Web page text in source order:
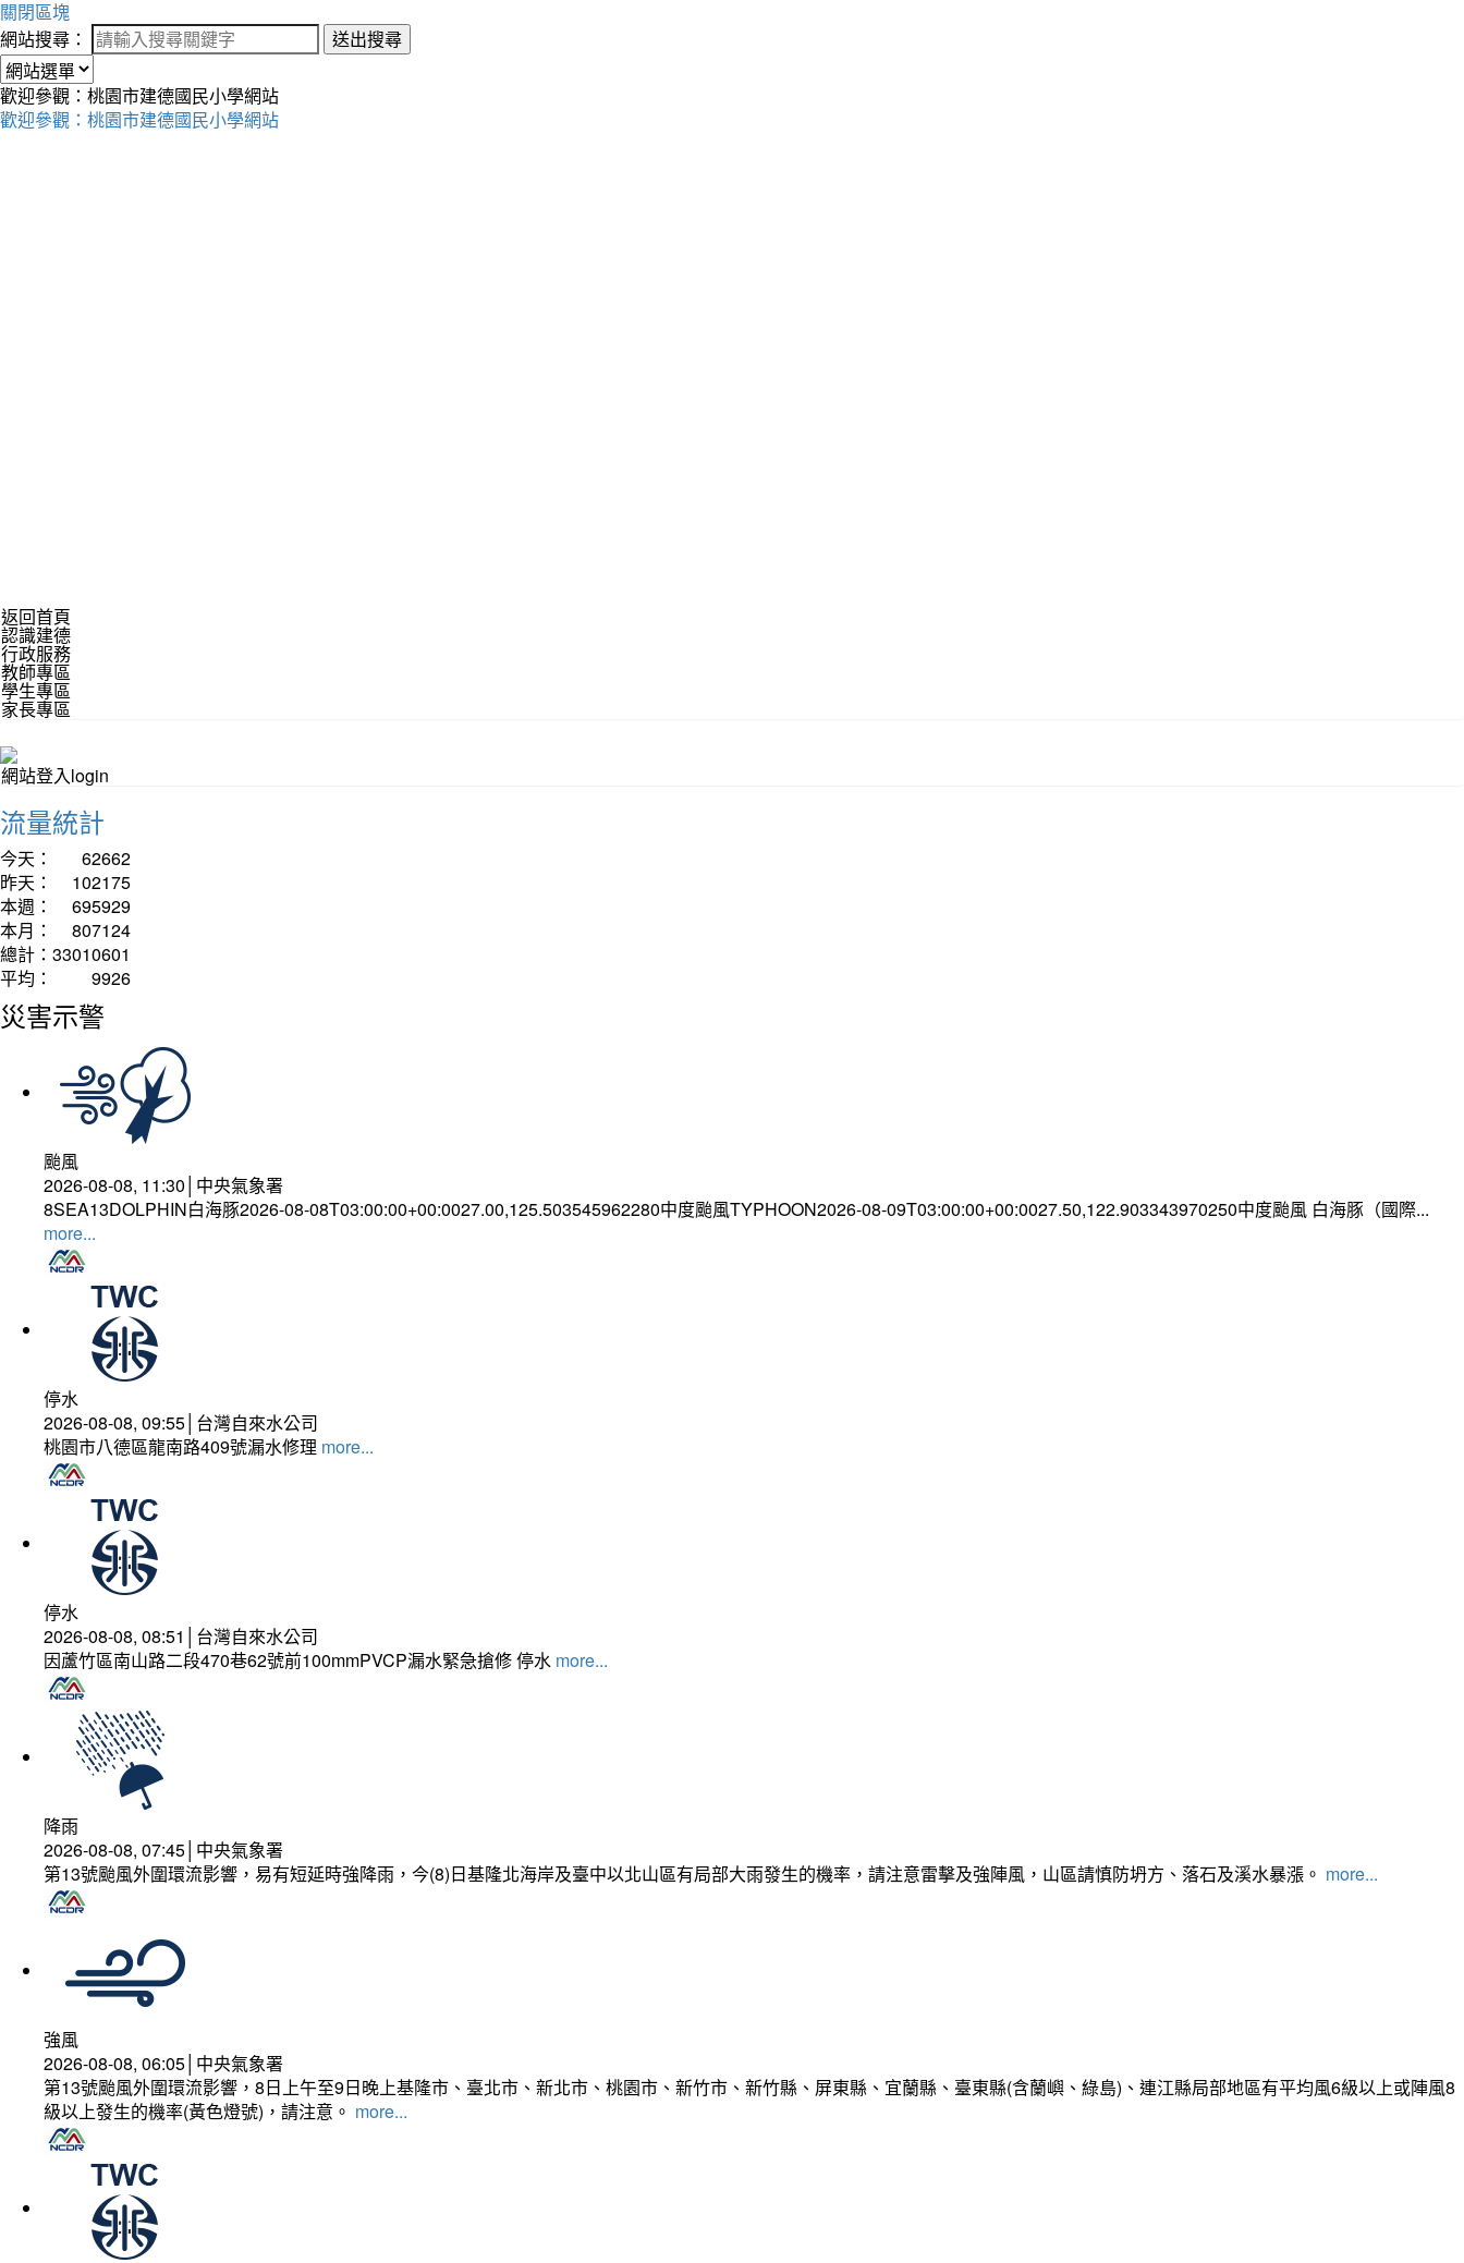
關閉區塊
網站搜尋：
送出搜尋
歡迎參觀：桃園市建德國民小學網站
歡迎參觀：桃園市建德國民小學網站
返回首頁
認識建德
行政服務
教師專區
學生專區
家長專區
網站登入login
流量統計
今天：
62662
昨天：
102175
本週：
695929
本月：
807124
總計： 33010601
平均：
9926
災害示警
颱風
2026-08-08, 11:30│中央氣象署
8SEA13DOLPHIN白海豚2026-08-08T03:00:00+00:0027.00,125.503545962280中度颱風TYPHOON2026-08-09T03:00:00+00:0027.50,122.903343970250中度颱風 白海豚（國際...
more...
停水
2026-08-08, 09:55│台灣自來水公司
桃園市八德區龍南路409號漏水修理 more...
停水
2026-08-08, 08:51│台灣自來水公司
因蘆竹區南山路二段470巷62號前100mmPVCP漏水緊急搶修 停水 more...
降雨
2026-08-08, 07:45│中央氣象署
第13號颱風外圍環流影響，易有短延時強降雨，今(8)日基隆北海岸及臺中以北山區有局部大雨發生的機率，請注意雷擊及強陣風，山區請慎防坍方、落石及溪水暴漲。 more...
強風
2026-08-08, 06:05│中央氣象署
第13號颱風外圍環流影響，8日上午至9日晚上基隆市、臺北市、新北市、桃園市、新竹市、新竹縣、屏東縣、宜蘭縣、臺東縣(含蘭嶼、綠島)、連江縣局部地區有平均風6級以上或陣風8
級以上發生的機率(黃色燈號)，請注意。 more...